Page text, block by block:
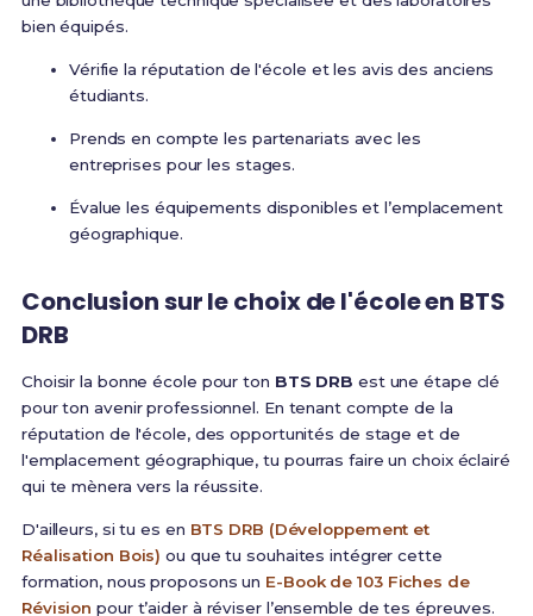
bien équipés.
Vérifie la réputation de l'école et les avis des anciens
étudiants.
Prends en compte les partenariats avec les
entreprises pour les stages.
Évalue les équipements disponibles et l’emplacement
géographique.
Conclusion sur le choix de l'école en BTS
DRB
Choisir la bonne école pour ton BTS DRB est une étape clé
pour ton avenir professionnel. En tenant compte de la
réputation de l'école, des opportunités de stage et de
l'emplacement géographique, tu pourras faire un choix éclairé
qui te mènera vers la réussite.
D'ailleurs, si tu es en BTS DRB (Développement et
Réalisation Bois) ou que tu souhaites intégrer cette
formation, nous proposons un E-Book de 103 Fiches de
Révision pour t’aider à réviser l’ensemble de tes épreuves.